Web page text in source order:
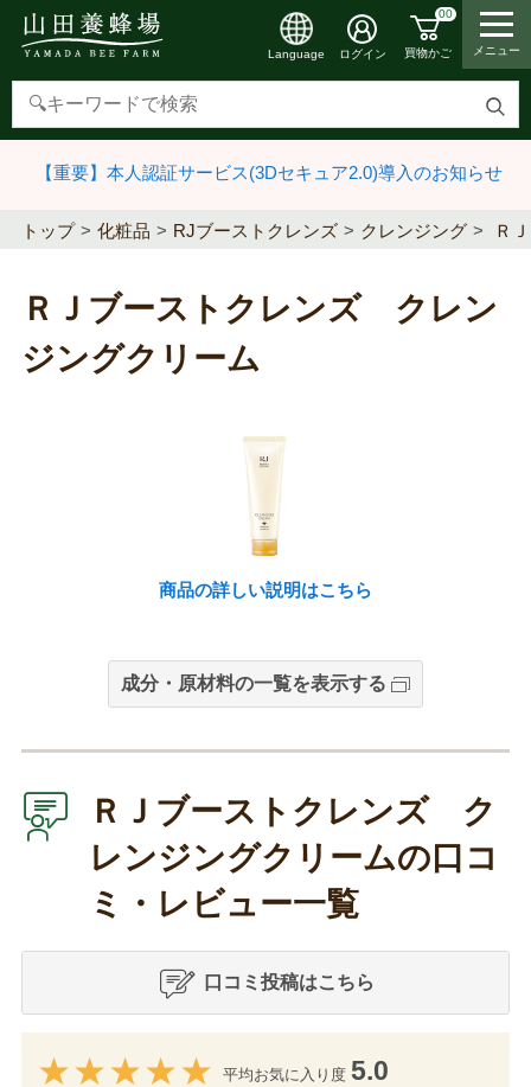
検
す
Language ログイン
00
買物かご メニュー
【重要】本人認証サービス(3Dセキュア2.0)導入のお知らせ
トップ 化粧品 RJブーストクレンズ クレンジング Ｒ
ＲＪブーストクレンズ クレン
ジングクリーム
商品の詳しい説明はこちら
成分・原材料の一覧を表示する
ＲＪブーストクレンズ ク
レンジングクリームの口コ
ミ・レビュー一覧
口コミ投稿はこちら
平均お気に入り度 5.0